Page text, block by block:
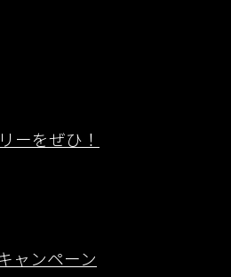
ーをぜひ！
ャンペーン